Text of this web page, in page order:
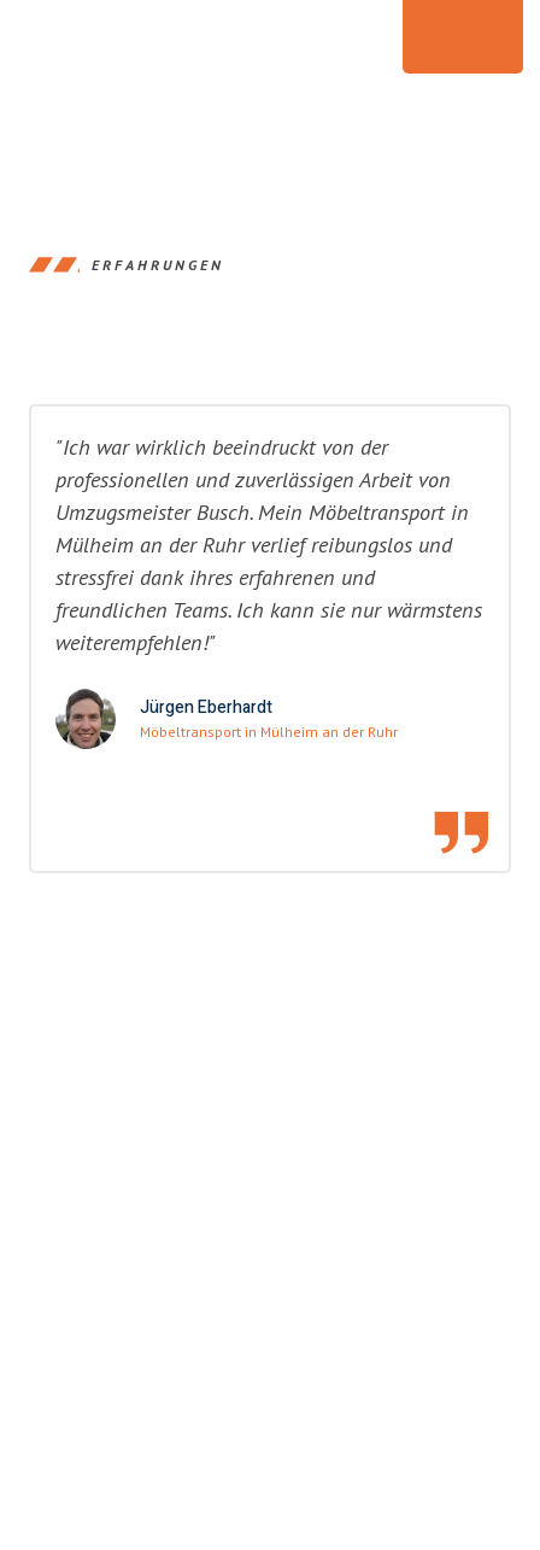
ERFAHRUNGEN
"Ich war wirklich beeindruckt von der
professionellen und zuverlässigen Arbeit von
Umzugsmeister Busch. Mein Möbeltransport in
Mülheim an der Ruhr verlief reibungslos und
stressfrei dank ihres erfahrenen und
freundlichen Teams. Ich kann sie nur wärmstens
weiterempfehlen!"
Jürgen Eberhardt
Möbeltransport in Mülheim an der Ruhr